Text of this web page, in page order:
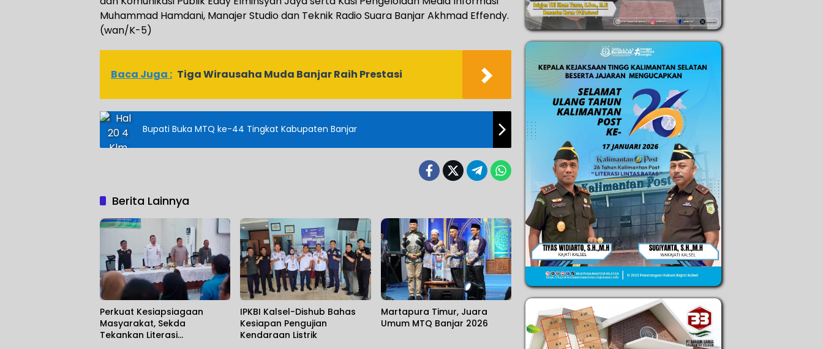
Muhammad Hamdani, Manajer Studio dan Teknik Radio Suara Banjar Akhmad Effendy.
(wan/K-5)
Baca Juga : Tiga Wirausaha Muda Banjar Raih Prestasi
Bupati Buka MTQ ke-44 Tingkat Kabupaten Banjar
Berita Lainnya
Perkuat Kesiapsiagaan
Masyarakat, Sekda
Tekankan Literasi
IPKBI Kalsel-Dishub Bahas
Kesiapan Pengujian
Kendaraan Listrik
Martapura Timur, Juara
Umum MTQ Banjar 2026